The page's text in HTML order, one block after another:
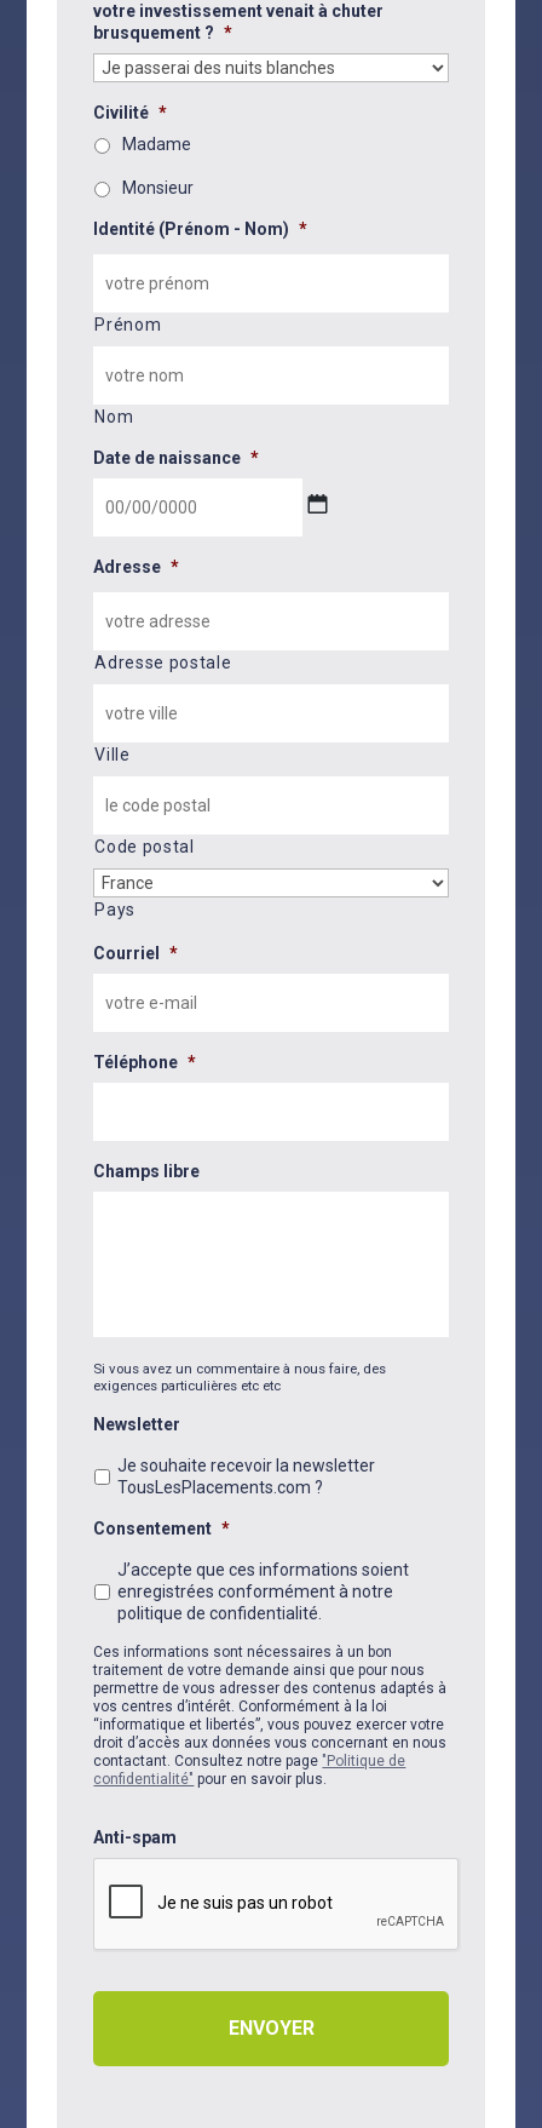
votre investissement venait à chuter
brusquement ? *
Civilité *
Madame
Monsieur
Identité (Prénom - Nom) *
Prénom
Nom
Date de naissance *
slash
AAAA
Adresse *
Adresse postale
Ville
Code postal
Pays
Courriel *
Téléphone *
Champs libre
Si vous avez un commentaire à nous faire, des
exigences particulières etc etc
Newsletter
Je souhaite recevoir la newsletter
TousLesPlacements.com ?
Consentement *
J’accepte que ces informations soient
enregistrées conformément à notre
politique de confidentialité.
Ces informations sont nécessaires à un bon
traitement de votre demande ainsi que pour nous
permettre de vous adresser des contenus adaptés à
vos centres d’intérêt. Conformément à la loi
“informatique et libertés”, vous pouvez exercer votre
droit d’accès aux données vous concernant en nous
contactant. Consultez notre page "Politique de
confidentialité" pour en savoir plus.
Anti-spam